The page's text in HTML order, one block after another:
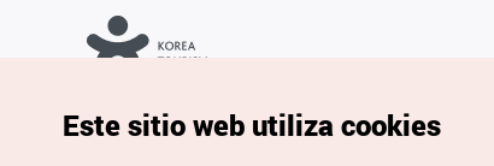
derechos reservados.
Para informes de errores y cuestiones relacionadas con el sitio
Este sitio web utiliza cookies